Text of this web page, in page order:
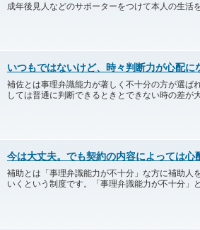
成年後見人などのサポーターをつけて本人の生活を
いつもではないけど、時々判断力が心配に
補佐とは事理弁識能力が著しく不十分の方が選ば
しては普通に判断できるときとできない時の差が大
今は大丈夫。でも契約の内容によっては心
補助とは「事理弁識能力が不十分」な方に補助人
いくという制度です。「事理弁識能力が不十分」と